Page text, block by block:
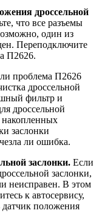
дроссельной
что все разъемы
один из
Переподключите
П2626.
проблема П2626
дроссельной
фильтр и
дроссельной
накопленных
заслонки
ли ошибка.
заслонки. Если
заслонки,
неисправен. В этом
к автосервису,
положения